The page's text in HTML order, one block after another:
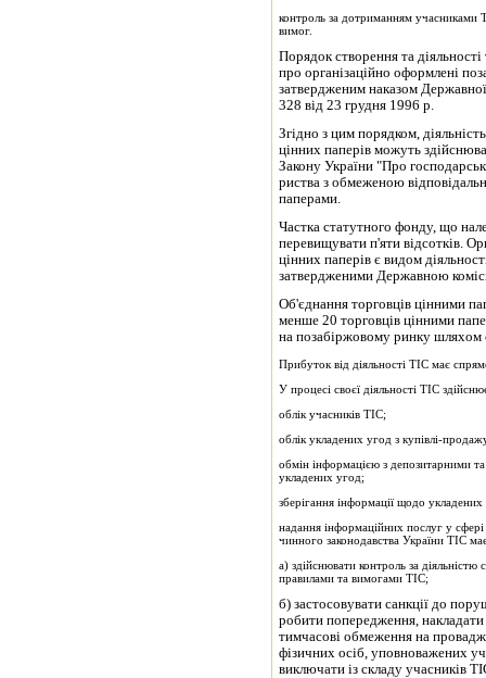
контроль за дотриманням учасниками
вимог.
Порядок створення та
про організаційно оформлені
затвердженим на­казом
328 від 23 грудня 1996 р.
Згідно з цим порядком,
цінних паперів можуть
Закону України "Про
риства з обмеженою
паперами.
Частка статутного фонду, що
перевищувати п'яти відсотків.
цінних паперів є видом
затверджени­ми Державною
Об'єднання торговців цінними
менше 20 торговців цінними
на позабіржовому ринку шляхом
Прибуток від діяльності ТІС має
У процесі своєї діяльності ТІС
облік учасників ТІС;
облік укладених угод з купівлі-
обмін інформацією з депозитарними
укладених угод;
зберігання інформації щодо
надання інформаційних послуг у сфері
чинного законодавства України ТІС
а) здійснювати контроль за
правилами та вимогами ТІС;
б) застосовувати санкції до
робити попередження,
тимчасові обме­ження на
фізичних осіб, уповноважених
виключати із складу учасників